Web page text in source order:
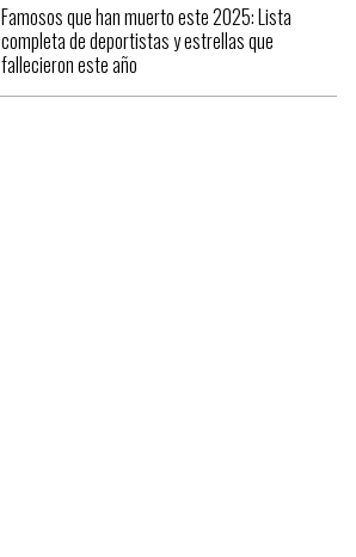
Famosos que han muerto este 2025: Lista
completa de deportistas y estrellas que
fallecieron este año